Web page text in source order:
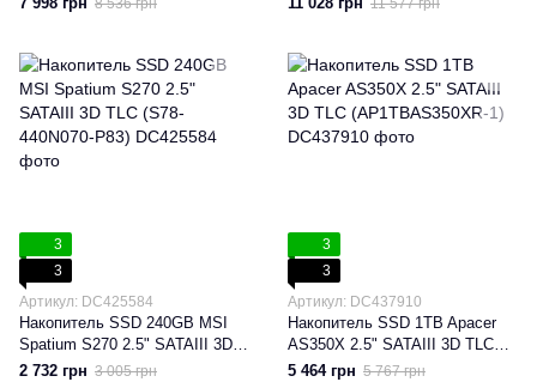
8 536 грн 11 577 грн
3
3
Артикул: DC425584
Накопитель SSD 240GB MSI
Spatium S270 2.5" SATAIII 3D
TLC (S78-440N070-P83)
2 732 грн 3 005 грн
3
3
Артикул: DC437910
Накопитель SSD 1TB Apacer
AS350X 2.5" SATAIII 3D TLC
(AP1TBAS350XR-1)
5 464 грн 5 767 грн